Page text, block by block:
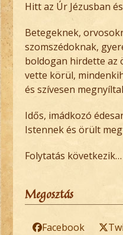
Hitt az Úr Jézusban
Betegeknek,
szomszédoknak,
boldogan hirdette az
vette körül,
és szívesen
Idős, imádkozó
Istennek és örült
Folytatás következik…
Megosztás
Facebook